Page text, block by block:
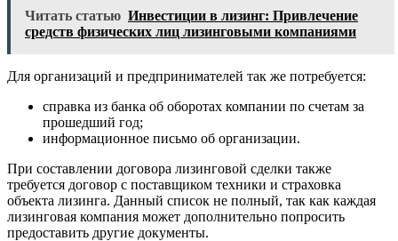
Читать статью Инвестиции в лизинг: Привлечение
средств физических лиц лизинговыми компаниями
Для организаций и предпринимателей так же потребуется:
справка из банка об оборотах компании по счетам за
прошедший год;
информационное письмо об организации.
При составлении договора лизинговой сделки также
требуется договор с поставщиком техники и страховка
объекта лизинга. Данный список не полный, так как каждая
лизинговая компания может дополнительно попросить
предоставить другие документы.